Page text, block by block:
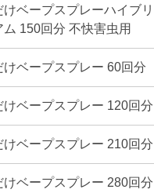
けベープスプレーハイブ
ム 150回分 不快害虫用
けベープスプレー 60回分
けベープスプレー 120回分
けベープスプレー 210回分
けベープスプレー 280回